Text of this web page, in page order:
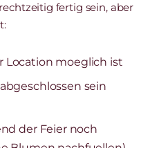
fertig sein, aber
Location moeglich ist
sein
der Feier noch